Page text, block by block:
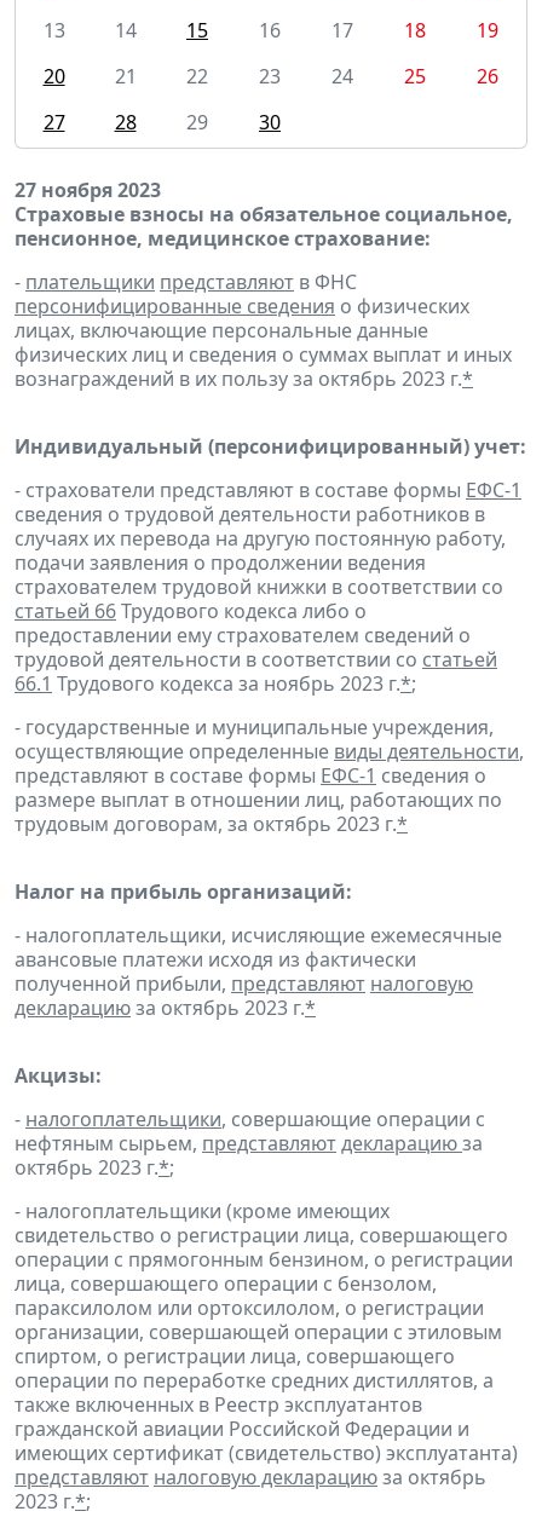
13
14 15 16 17 18
19
20
21 22 23 24 25
26
27
28 29 30
27 ноября 2023
Страховые взносы на обязательное социальное,
пенсионное, медицинское страхование:
- плательщики представляют в ФНС
персонифицированные сведения о физических
лицах, включающие персональные данные
физических лиц и сведения о суммах выплат и иных
вознаграждений в их пользу за октябрь 2023 г.*
Индивидуальный (персонифицированный) учет:
- страхователи представляют в составе формы ЕФС-1
сведения о трудовой деятельности работников в
случаях их перевода на другую постоянную работу,
подачи заявления о продолжении ведения
страхователем трудовой книжки в соответствии со
статьей 66Трудового кодекса либо о
предоставлении ему страхователем сведений о
трудовой деятельности в соответствии со статьей
66.1 Трудового кодекса за ноябрь 2023 г.*;
- государственные и муниципальные учреждения,
осуществляющие определенные виды деятельности,
представляют в составе формы ЕФС-1 сведения о
размере выплат в отношении лиц, работающих по
трудовым договорам, за октябрь 2023 г.*
Налог на прибыль организаций:
- налогоплательщики, исчисляющие ежемесячные
авансовые платежи исходя из фактически
полученной прибыли, представляют налоговую
декларациюза октябрь 2023 г.*
Акцизы:
- налогоплательщики, совершающие операции с
нефтяным сырьем, представляютдекларациюза
октябрь 2023 г.*;
- налогоплательщики (кроме имеющих
свидетельство о регистрации лица, совершающего
операции с прямогонным бензином, о регистрации
лица, совершающего операции с бензолом,
параксилолом или ортоксилолом, о регистрации
организации, совершающей операции с этиловым
спиртом, о регистрации лица, совершающего
операции по переработке средних дистиллятов, а
также включенных в Реестр эксплуатантов
гражданской авиации Российской Федерации и
имеющих сертификат (свидетельство) эксплуатанта)
представляют налоговую декларациюза октябрь
2023 г.*;